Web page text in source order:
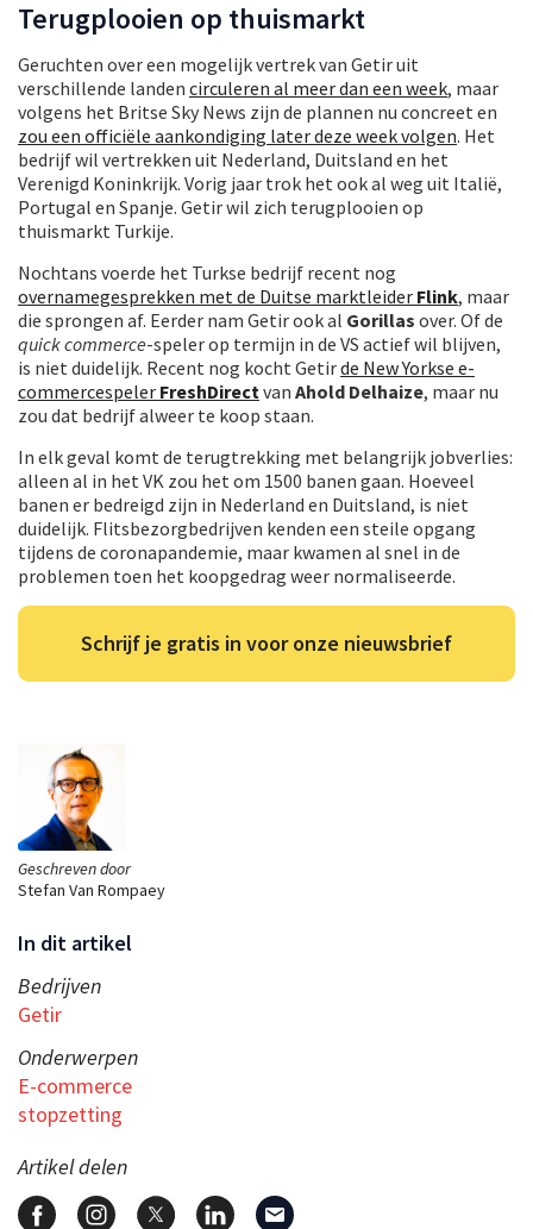
Geschreven door
Stefan Van Rompaey
In dit artikel
Bedrijven
Getir
Onderwerpen
E-commerce
stopzetting
Artikel delen
Terugplooien op thuismarkt
Geruchten over een mogelijk vertrek van Getir uit
verschillende landen circuleren al meer dan een week, maar
volgens het Britse Sky News zijn de plannen nu concreet en
zou een officiële aankondiging later deze week volgen. Het
bedrijf wil vertrekken uit Nederland, Duitsland en het
Verenigd Koninkrijk. Vorig jaar trok het ook al weg uit Italië,
Portugal en Spanje. Getir wil zich terugplooien op
thuismarkt Turkije.
Nochtans voerde het Turkse bedrijf recent nog
overnamegesprekken met de Duitse marktleider Flink, maar
die sprongen af. Eerder nam Getir ook al Gorillas over. Of de
quick commerce-speler op termijn in de VS actief wil blijven,
is niet duidelijk. Recent nog kocht Getirde New Yorkse e-
commercespeler FreshDirect van Ahold Delhaize, maar nu
zou dat bedrijf alweer te koop staan.
In elk geval komt de terugtrekking met belangrijk jobverlies:
alleen al in het VK zou het om 1500 banen gaan. Hoeveel
banen er bedreigd zijn in Nederland en Duitsland, is niet
duidelijk. Flitsbezorgbedrijven kenden een steile opgang
tijdens de coronapandemie, maar kwamen al snel in de
problemen toen het koopgedrag weer normaliseerde.
Schrijf je gratis in voor onze nieuwsbrief